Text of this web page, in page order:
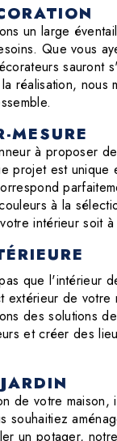
un large
Que vous
sauront
réalisation, nous
MESURE
à proposer
projet est unique
à la
intérieur soit à
que l'intérieur
extérieur de votre
des solutions
et créer des
de votre
souhaitiez
un potager,